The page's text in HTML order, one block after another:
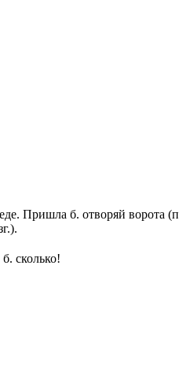
Пришла б. отворяй ворота
).
б. сколько!